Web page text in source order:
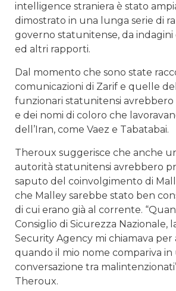
intelligence straniera è stato
dimostrato in una lunga serie di
governo statunitense, da indagini
ed altri rapporti.
Dal momento che sono state
comunicazioni di Zarif e quelle
funzionari statunitensi avrebbero
e dei nomi di coloro che
dell’Iran, come Vaez e Tabatabai.
Theroux suggerisce che anche
autorità statunitensi avrebbero
saputo del coinvolgimento di
che Malley sarebbe stato ben
di cui erano già al corrente.
Consiglio di Sicurezza Nazionale,
Security Agency mi chiamava per
quando il mio nome compariva in
conversazione tra
Theroux.